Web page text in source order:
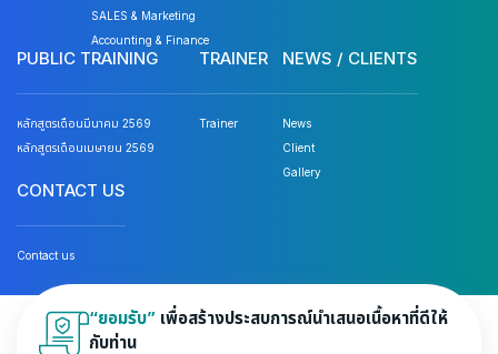
SALES & Marketing
Accounting & Finance
PUBLIC TRAINING
หลักสูตรเดือนมีนาคม 2569
หลักสูตรเดือนเมษายน 2569
TRAINER
Trainer
NEWS / CLIENTS
News
Client
Gallery
CONTACT US
Contact us
© 2026 Wisdom Max Center Company Limited. All rights
“ยอมรับ” เพื่อสร้างประสบการณ์นำเสนอเนื้อหาที่ดีให้
กับท่าน